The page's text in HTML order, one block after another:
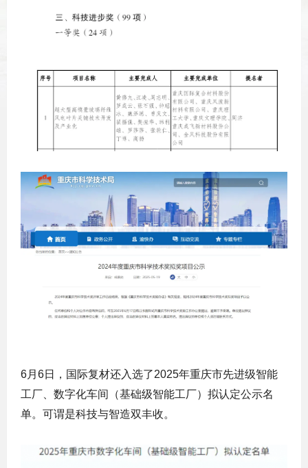
6月6日，国际复材还入选了2025年重庆市先进级智能
工厂、数字化车间（基础级智能工厂）拟认定公示名
单。可谓是科技与智造双丰收。